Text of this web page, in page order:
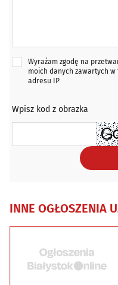
Wyrażam zgodę na
moich danych zawartych
adresu IP
Wpisz kod z obrazka
INNE OGŁOSZENIA